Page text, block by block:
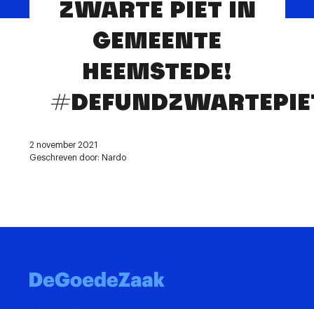
ContactZWARTE PIET IN
GEMEENTE
HEEMSTEDE!
2 november 2021
Geschreven door: Nardo